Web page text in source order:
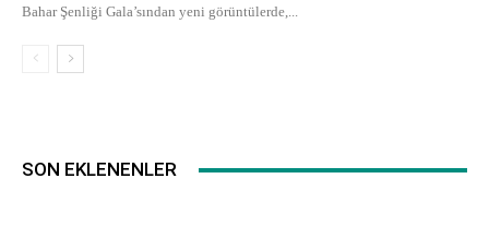
Bahar Şenliği Gala’sından yeni görüntülerde,...
SON EKLENENLER